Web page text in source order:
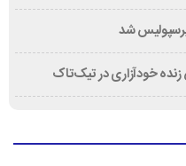
خودآزاری در تیک‌تاک